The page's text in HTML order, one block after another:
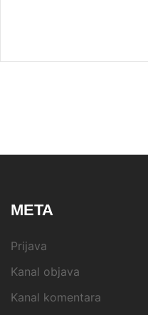
META
Prijava
Kanal objava
Kanal komentara